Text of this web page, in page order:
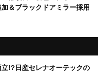
＆ブラックドアミラー採用
!?日産セレナオーテックの